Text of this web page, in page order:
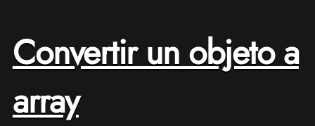
Convertir un objeto a
array